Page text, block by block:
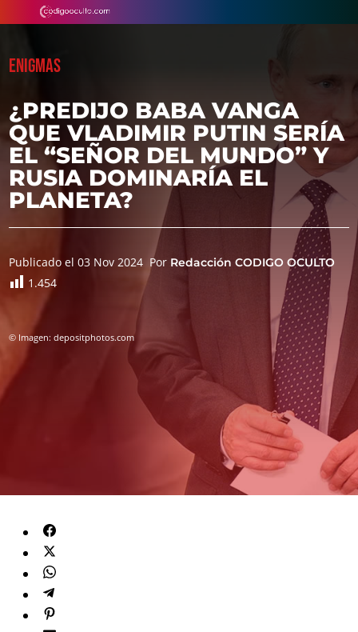
ENIGMAS
¿PREDIJO BABA VANGA
QUE VLADIMIR PUTIN SERÍA
EL “SEÑOR DEL MUNDO” Y
RUSIA DOMINARÍA EL
PLANETA?
Publicado el 03 Nov 2024 Por Redacción CODIGO OCULTO
1.454
© Imagen: depositphotos.com